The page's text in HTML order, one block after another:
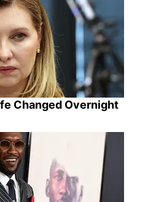
Changed Overnight